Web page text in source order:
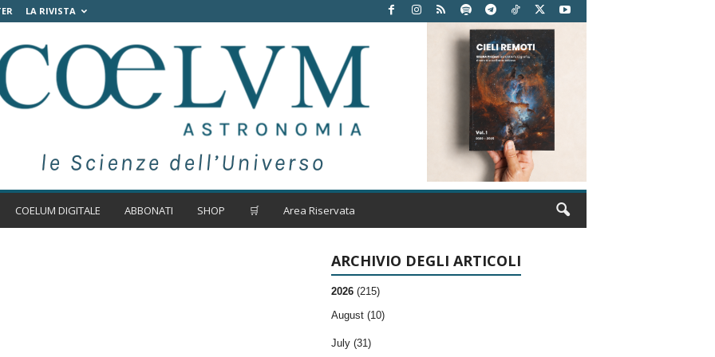
LA RIVISTA
COELUM DIGITALE ABBONATI SHOP 🛒 Area Riservata
ARCHIVIO DEGLI ARTICOLI
2026 (215)
August (10)
July (31)